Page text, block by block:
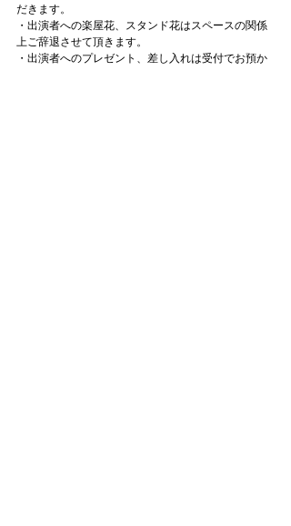
だきます。
・出演者への楽屋花、スタンド花はスペースの関係
上ご辞退させて頂きます。
・出演者へのプレゼント、差し入れは受付でお預か